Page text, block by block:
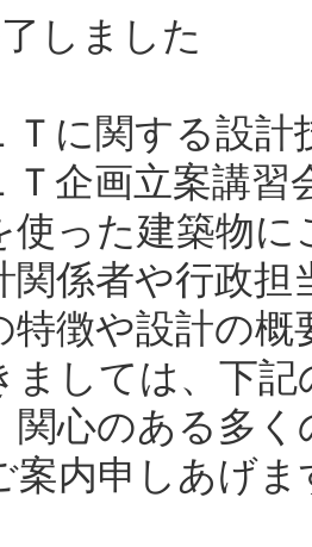
しました
に関する設計
Ｔ企画立案講
使った建築物
関係者や行政
特徴や設計の
しては、下記
関心のある多
案内申しあげま